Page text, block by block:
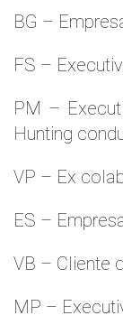
BG –
FS –
PM –
Hunting
VP – Ex
ES –
VB – Cliente
MP –